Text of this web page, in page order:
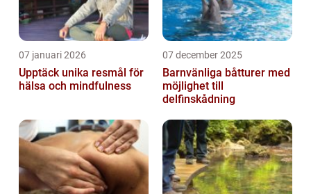
07 januari 2026
Upptäck unika resmål för
hälsa och mindfulness
07 december 2025
Barnvänliga båtturer med
möjlighet till
delfinskådning